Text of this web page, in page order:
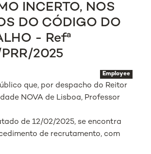
INCERTO, NOS
DO CÓDIGO DO
- Refª
2025
Employee
que, por despacho do Reitor
NOVA de Lisboa, Professor
de 12/02/2025, se encontra
de recrutamento, com